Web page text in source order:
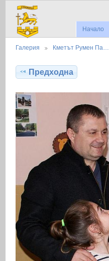
Начало
Галерия Кметът Румен Па…
Предходна